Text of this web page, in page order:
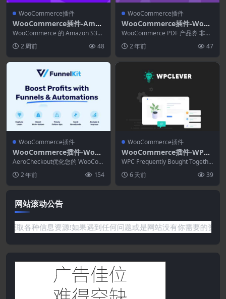
WooCommerce插件
WooCommerce插件-Amaz
on S3 Storage for WooCo
mmerce 3.5.3
WooCommerce 的 Amazon S3
2 周前 48
WooCommerce插件
WooCommerce插件-WooC
ommerce PDF Product Vo
uchers 3.12.6
WooCommerce PDF 产品券 非常
提供商...
2 年前 47
WooCommerce插件
WooCommerce插件-Woof
unnels Aero Checkout 3.1
6.1
AeroCheckout优化您的 WooCom
merce结帐页面以获得更多转
化。...2 年前 154
WooCommerce插件
WooCommerce插件-WPC
Custom Related Products
for WooCommerce Premi
um 3.2.6
WPC Frequently Bought Togethe
r for WooCo...
6 天前 39
网站滚动公告
源杂货铺获取各种信息资源!如果遇到任何问题或是网站没有你